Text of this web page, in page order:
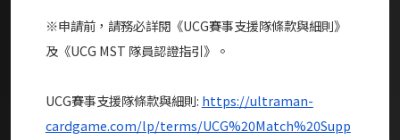
※申請前，請務必詳閱《UCG賽事支援隊條款與細則》
及《UCG MST 隊員認證指引》。
UCG賽事支援隊條款與細則: https://ultraman-
cardgame.com/lp/terms/UCG%20Match%20Supp